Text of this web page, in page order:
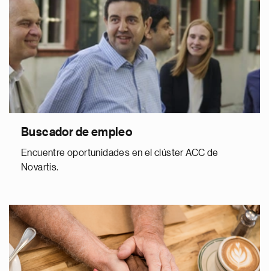
Buscador de empleo
Encuentre oportunidades en el clúster ACC de
Novartis.